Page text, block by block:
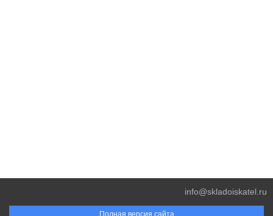
Полная версия сайта
info@skladoiskatel.ru